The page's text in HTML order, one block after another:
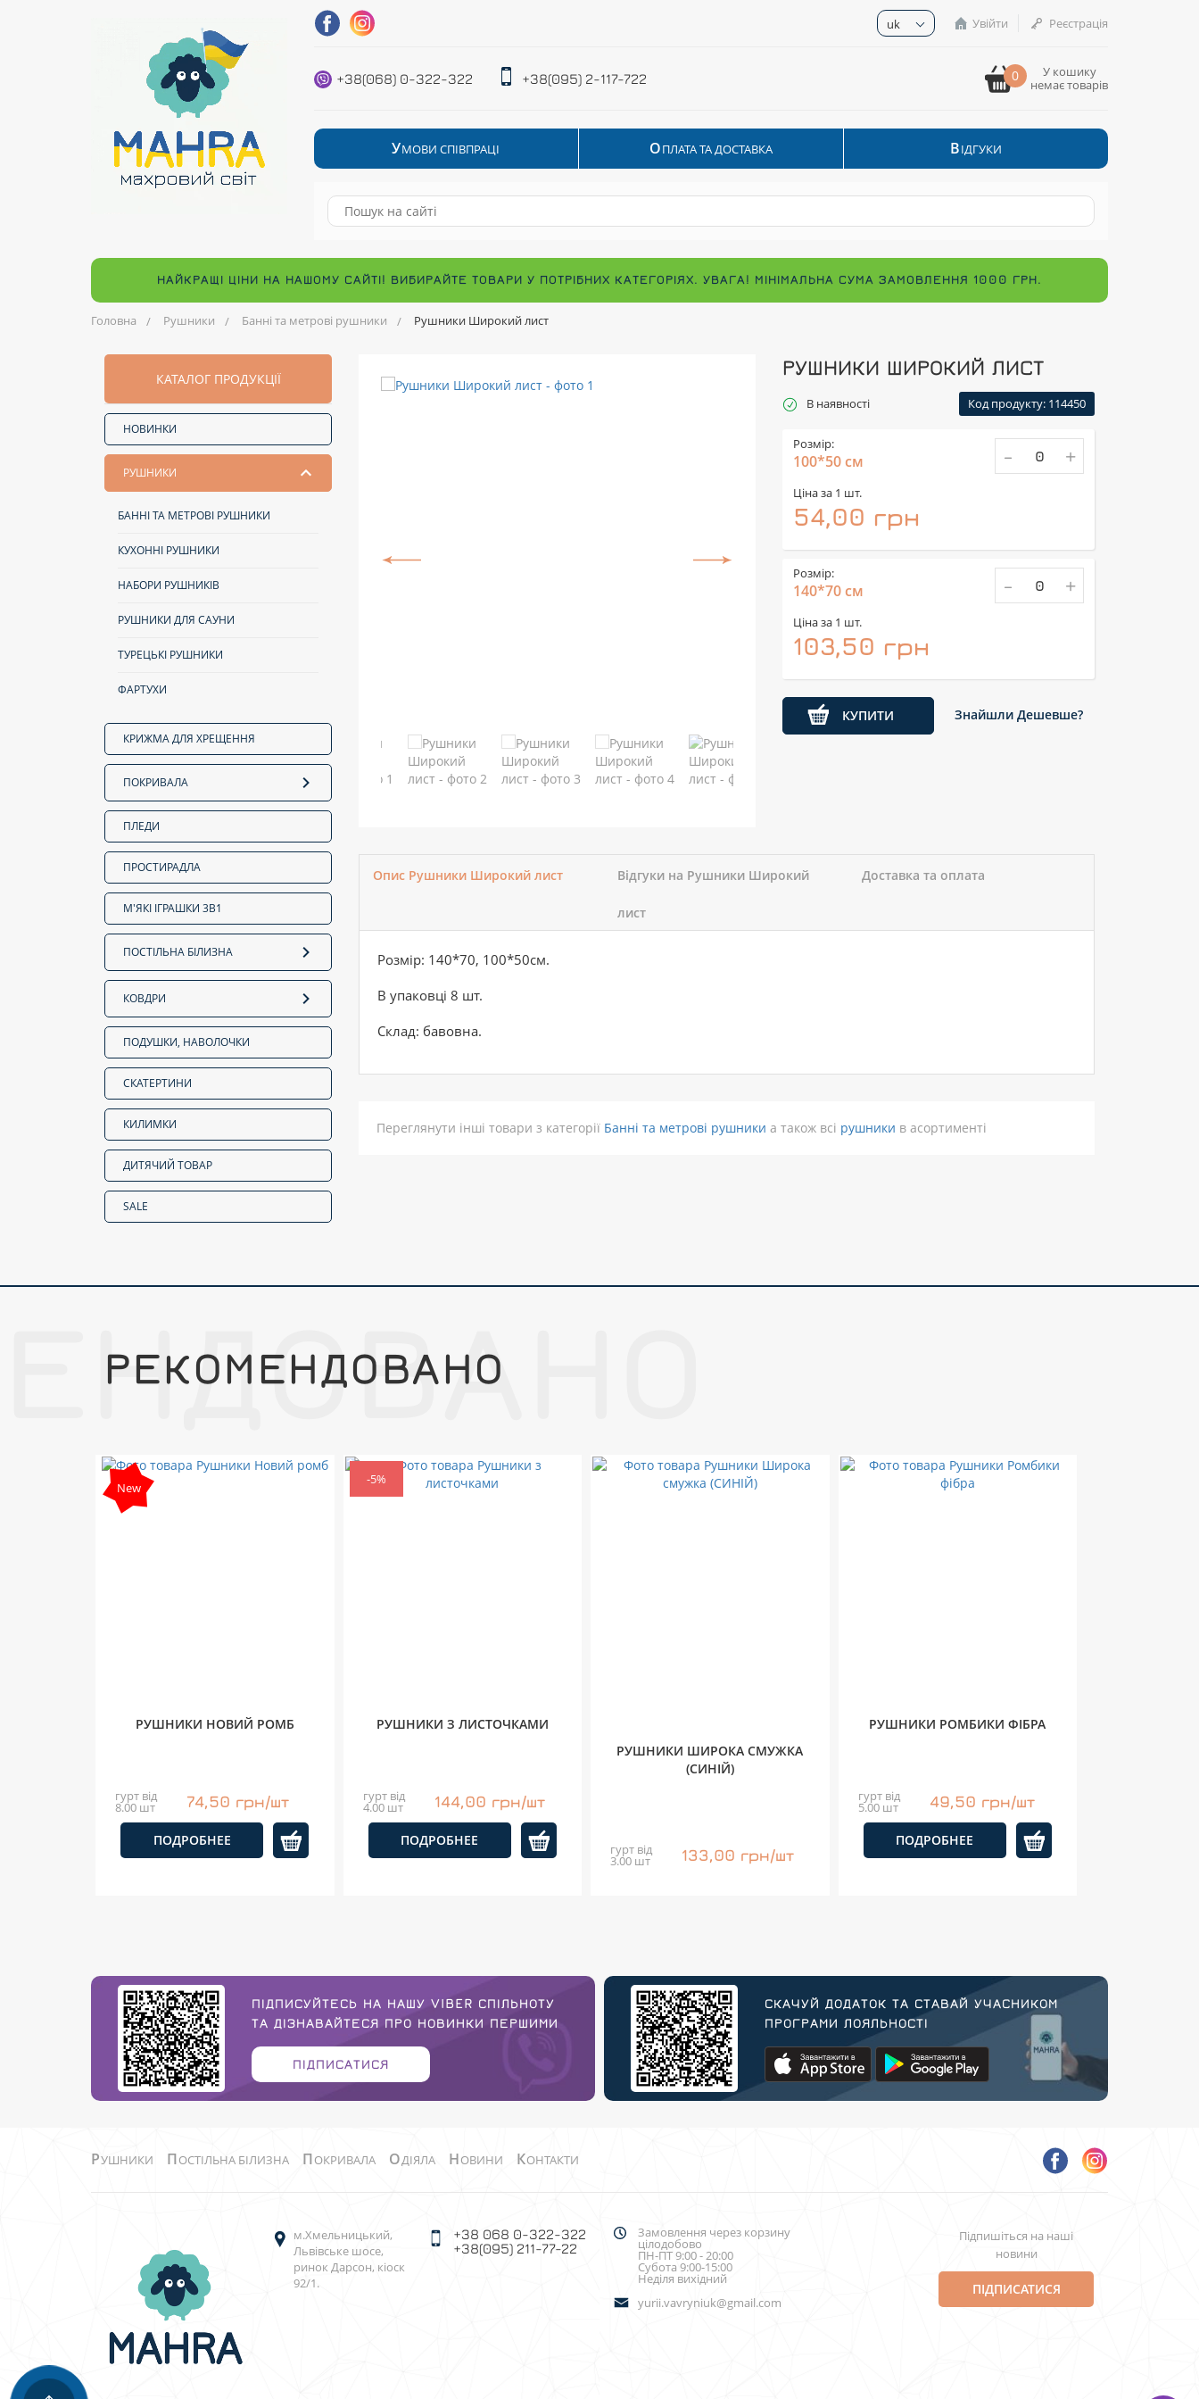
uk Увійти Реєстрація
+38(068) 0-322-322 +38(095) 2-117-722 0
У кошику
немає товарів
УМОВИ СПІВПРАЦІ ОПЛАТА ТА ДОСТАВКА ВІДГУКИ
НАЙКРАЩІ ЦІНИ НА НАШОМУ САЙТІ! ВИБИРАЙТЕ ТОВАРИ У ПОТРІБНИХ КАТЕГОРІЯХ. УВАГА! МІНІМАЛЬНА СУМА ЗАМОВЛЕННЯ 1000 ГРН.
Головна Рушники Банні та метрові рушники Рушники Широкий лист
КАТАЛОГ ПРОДУКЦІЇ
НОВИНКИ
РУШНИКИ
БАННІ ТА МЕТРОВІ РУШНИКИ
КУХОННІ РУШНИКИ
НАБОРИ РУШНИКІВ
РУШНИКИ ДЛЯ САУНИ
ТУРЕЦЬКІ РУШНИКИ
ФАРТУХИ
КРИЖМА ДЛЯ ХРЕЩЕННЯ
ПОКРИВАЛА
ПЛЕДИ
ПРОСТИРАДЛА
М'ЯКІ ІГРАШКИ 3В1
ПОСТІЛЬНА БІЛИЗНА
КОВДРИ
ПОДУШКИ, НАВОЛОЧКИ
СКАТЕРТИНИ
КИЛИМКИ
ДИТЯЧИЙ ТОВАР
SALE
РУШНИКИ ШИРОКИЙ ЛИСТ
В наявності Код продукту: 114450
Розмір:
100*50 см
Ціна за 1 шт.
54,00 грн
- +
Розмір:
140*70 см
Ціна за 1 шт.
103,50 грн
- +
КУПИТИ Знайшли Дешевше?
Опис Рушники Широкий лист Відгуки на Рушники Широкий
лист
Доставка та оплата
Розмір: 140*70, 100*50см.
В упаковці 8 шт.
Склад: бавовна.
Переглянути інші товари з категорії Банні та метрові рушники а також всі рушники в асортименті
РЕКОМЕНДОВАНО
New
РУШНИКИ НОВИЙ РОМБ
гурт від
8.00 шт 74,50 грн/шт
ПОДРОБНЕЕ
-5%
РУШНИКИ З ЛИСТОЧКАМИ
гурт від
4.00 шт 144,00 грн/шт
ПОДРОБНЕЕ
РУШНИКИ ШИРОКА СМУЖКА
(СИНІЙ)
гурт від
3.00 шт 133,00 грн/шт
РУШНИКИ РОМБИКИ ФІБРА
гурт від
5.00 шт 49,50 грн/шт
ПОДРОБНЕЕ
ПІДПИСУЙТЕСЬ НА НАШУ VIBER СПІЛЬНОТУ
ТА ДІЗНАВАЙТЕСЯ ПРО НОВИНКИ ПЕРШИМИ
ПІДПИСАТИСЯ
СКАЧУЙ ДОДАТОК ТА СТАВАЙ УЧАСНИКОМ
ПРОГРАМИ ЛОЯЛЬНОСТІ
РУШНИКИ ПОСТІЛЬНА БІЛИЗНА ПОКРИВАЛА ОДІЯЛА НОВИНИ КОНТАКТИ
м.Хмельницький,
Львівське шосе,
ринок Дарсон, кіоск
92/1.
+38 068 0-322-322
+38(095) 211-77-22
Замовлення через корзину
цілодобово
ПН-ПТ 9:00 - 20:00
Субота 9:00-15:00
Неділя вихідний
yurii.vavryniuk@gmail.com
Підпишіться на наші
новини
ПІДПИСАТИСЯ